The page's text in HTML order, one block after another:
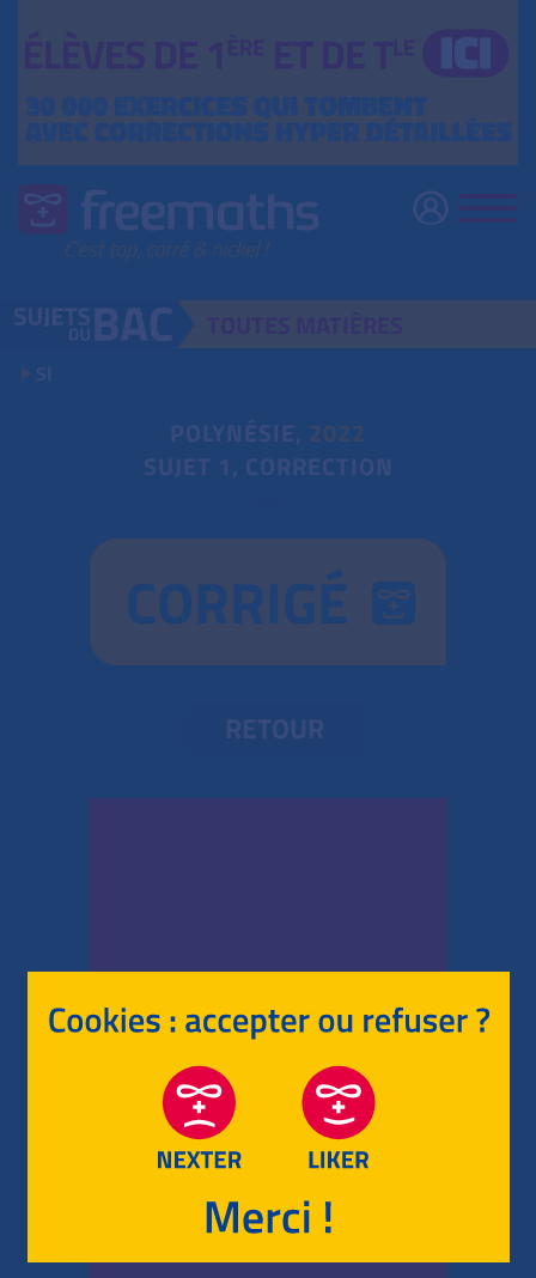
SI
POLYNÉSIE, 2022
SUJET 1, CORRECTION
CORRIGÉ
RETOUR